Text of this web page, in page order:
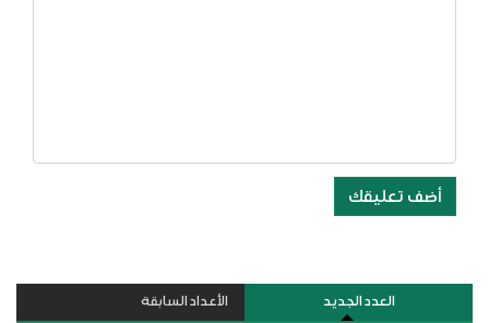
أضف تعليقك
العدد الجديد الأعداد السابقة